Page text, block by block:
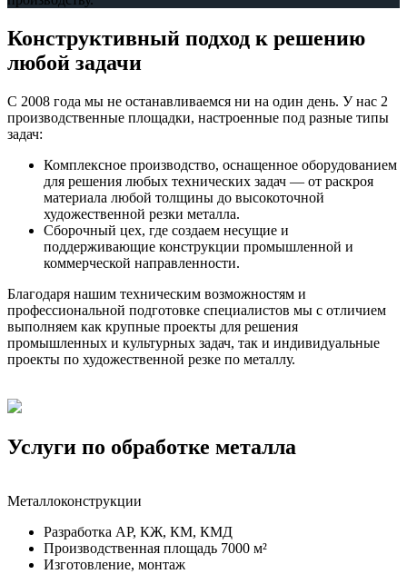
Конструктивный подход к решению
любой задачи
С 2008 года мы не останавливаемся ни на один день. У нас 2
производственные площадки, настроенные под разные типы
задач:
Комплексное производство, оснащенное оборудованием
для решения любых технических задач — от раскроя
материала любой толщины до высокоточной
художественной резки металла.
Сборочный цех, где создаем несущие и
поддерживающие конструкции промышленной и
коммерческой направленности.
Благодаря нашим техническим возможностям и
профессиональной подготовке специалистов мы с отличием
выполняем как крупные проекты для решения
промышленных и культурных задач, так и индивидуальные
проекты по художественной резке по металлу.
Услуги по обработке металла
Металлоконструкции
Разработка АР, КЖ, КМ, КМД
Производственная площадь 7000 м²
Изготовление, монтаж